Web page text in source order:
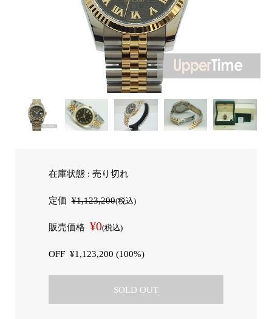
在庫状態 : 売り切れ
定価¥1,123,200(税込)
販売価格 ¥0(税込)
OFF ¥1,123,200 (100%)
SOLD OUT